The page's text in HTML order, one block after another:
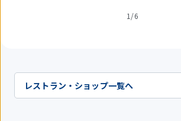
1/6
レストラン・ショップ一覧へ